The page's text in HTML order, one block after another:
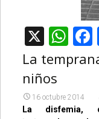
X
La
niños
16 octubre 2014
La disfemia,